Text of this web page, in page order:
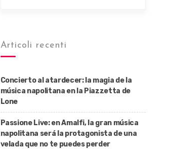
Articoli recenti
Concierto al atardecer: la magia de la
música napolitana en la Piazzetta de
Lone
Passione Live: en Amalfi, la gran música
napolitana será la protagonista de una
velada que no te puedes perder